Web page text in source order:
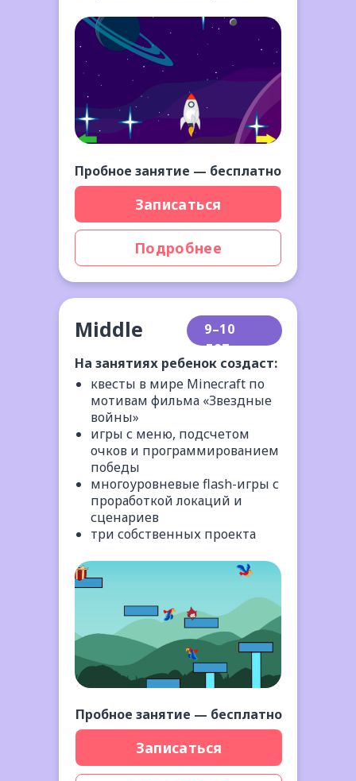
Подробнее
Пробное занятие — бесплатно
Записаться
Middle
На занятиях ребенок создаст:
9–10
лет
Пробное занятие — бесплатно
Записаться
квесты в мире Minecraft по
мотивам фильма «Звездные
войны»
игры с меню, подсчетом
очков и программированием
победы
многоуровневые flash-игры с
проработкой локаций и
сценариев
три собственных проекта